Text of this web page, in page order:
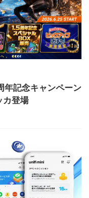
年記念キャンペーン
カ登場